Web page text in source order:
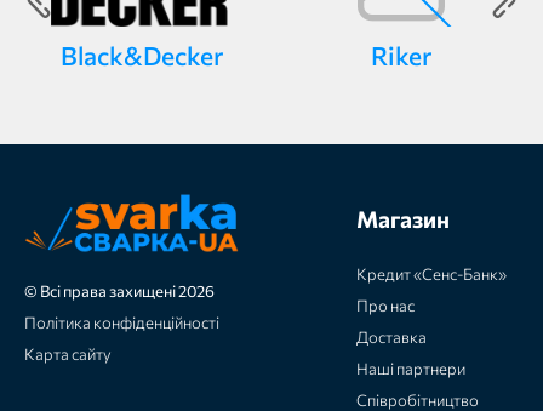
Black&Decker Riker
© Всі права захищені 2026
Політика конфіденційності
Карта сайту
Магазин
Кредит «Сенс-Банк»
Про нас
Доставка
Наші партнери
Співробітництво